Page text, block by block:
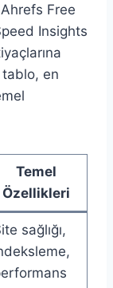
Free
Insights
tablo, en
Temel
Özellikleri
sağlığı,